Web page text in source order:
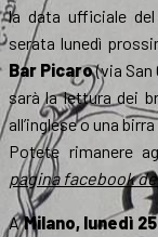
la data ufficiale del
serata lunedì
Bar Picaro(via San
sarà la lettura dei
all’inglese o una
Potete rimanere
pagina facebook
AMilano, lunedì 25